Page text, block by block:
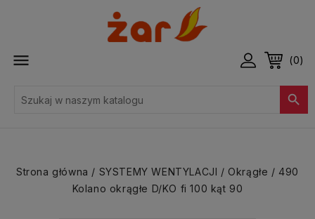
 (0)

Strona główna SYSTEMY WENTYLACJI Okrągłe
490
Kolano okrągłe D/KO fi 100 kąt 90